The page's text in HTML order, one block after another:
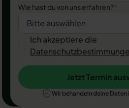
Wie hast du von uns erfahren?*
Ich akzeptiere die
Jetzt Termin auswählen
Jetzt Termin
Wir behandeln deine